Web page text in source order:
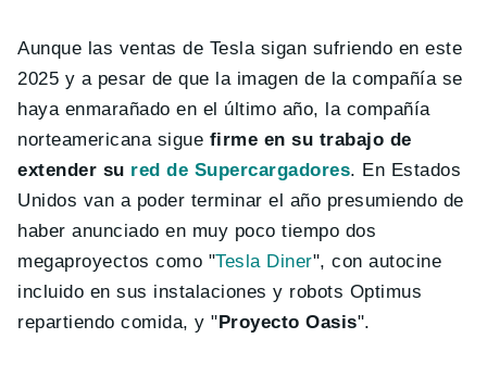
Aunque las ventas de Tesla sigan sufriendo en este
2025 y a pesar de que la imagen de la compañía se
haya enmarañado en el último año, la compañía
norteamericana sigue firme en su trabajo de
extender su red de Supercargadores. En Estados
Unidos van a poder terminar el año presumiendo de
haber anunciado en muy poco tiempo dos
megaproyectos como "Tesla Diner", con autocine
incluido en sus instalaciones y robots Optimus
repartiendo comida, y " Proyecto Oasis".